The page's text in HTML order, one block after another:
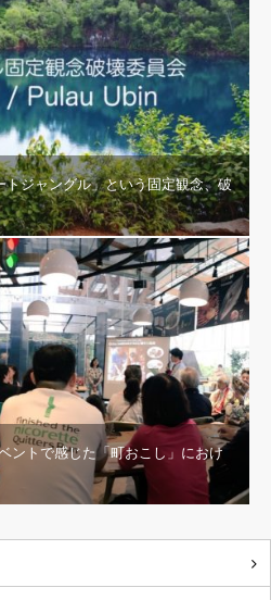
トジャングル」という固定観念、破
ントで感じた「町おこし」におけ